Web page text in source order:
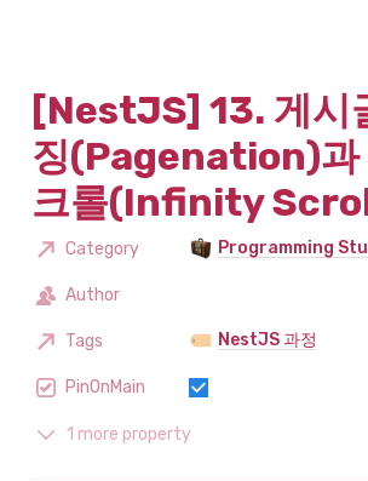
[NestJS] 13. 게시
징(Pagenation)과
크롤(Infinity
Category Programming
Author
Tags NestJS 과정
PinOnMain
1 more property